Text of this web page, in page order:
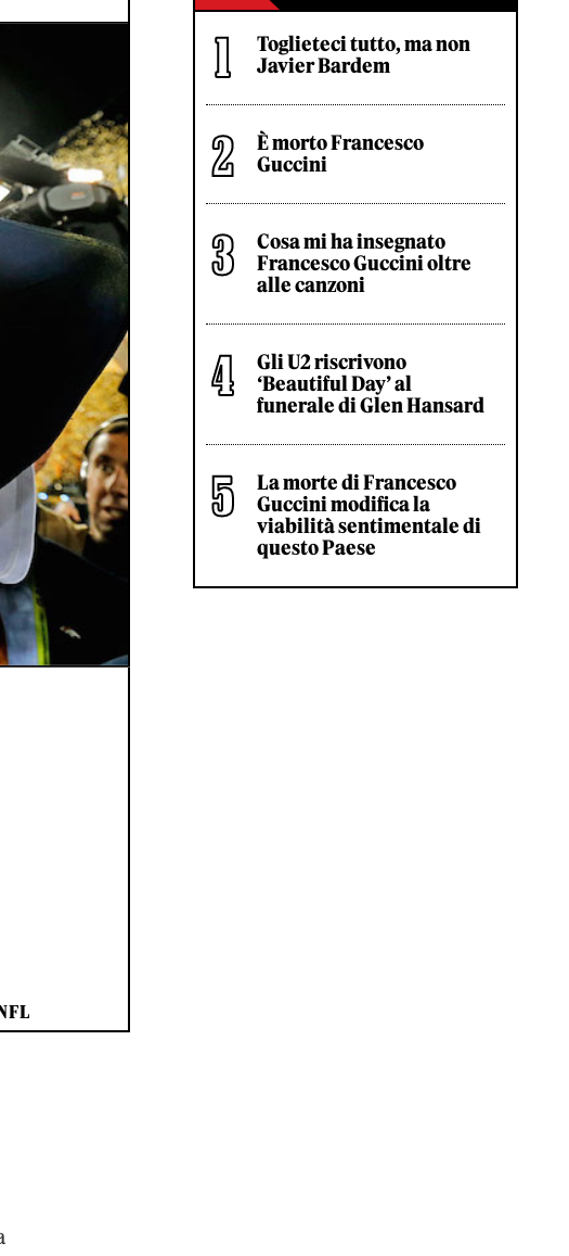
Toglieteci tutto, ma non
Javier Bardem
È morto Francesco
Guccini
Cosa mi ha insegnato
Francesco Guccini oltre
alle canzoni
Gli U2 riscrivono
‘Beautiful Day’ al
funerale di Glen Hansard
La morte di Francesco
Guccini modifica la
viabilità sentimentale di
questo Paese